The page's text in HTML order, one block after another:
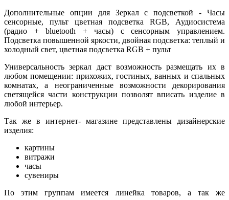
Дополнительные опции для Зеркал с подсветкой - Часы
сенсорные, пульт цветная подсветка RGB, Аудиосистема
(радио + bluetooth + часы) с сенсорным управлением.
Подсветка повышенной яркости, двойная подсветка: теплый и
холодный свет, цветная подсветка RGB + пульт
Универсальность зеркал даст возможность размещать их в
любом помещении: прихожих, гостиных, ванных и спальных
комнатах, а неограниченные возможности декорирования
светящейся части конструкции позволят вписать изделие в
любой интерьер.
Так же в интернет- магазине представлены дизайнерские
изделия:
картины
витражи
часы
сувениры
По этим группам имеется линейка товаров, а так же